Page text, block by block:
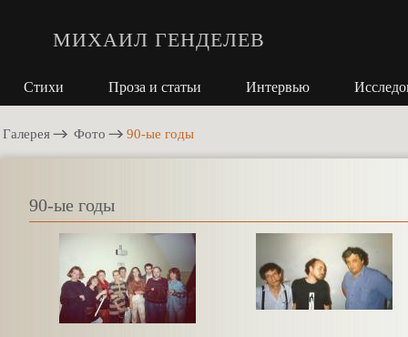
МИХАИЛ ГЕНДЕЛЕВ
Стихи Проза и статьи Интервью
Галерея Фото 90-ые годы
90-ые годы